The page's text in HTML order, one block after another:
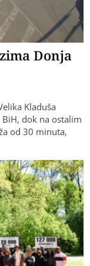
Donja
Kladuša
dok na ostalim
od 30 minuta,